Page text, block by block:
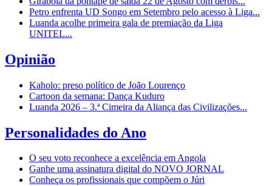
Petro enfrenta UD Songo em Setembro pelo acesso à Liga...
Luanda acolhe primeira gala de premiação da Liga
UNITEL...
Opinião
Kaholo: preso político de João Lourenço
Cartoon da semana: Dança Kuduro
Luanda 2026 – 3.ª Cimeira da Aliança das Civilizações...
Personalidades do Ano
O seu voto reconhece a excelência em Angola
Ganhe uma assinatura digital do NOVO JORNAL
Conheça os profissionais que compõem o Júri